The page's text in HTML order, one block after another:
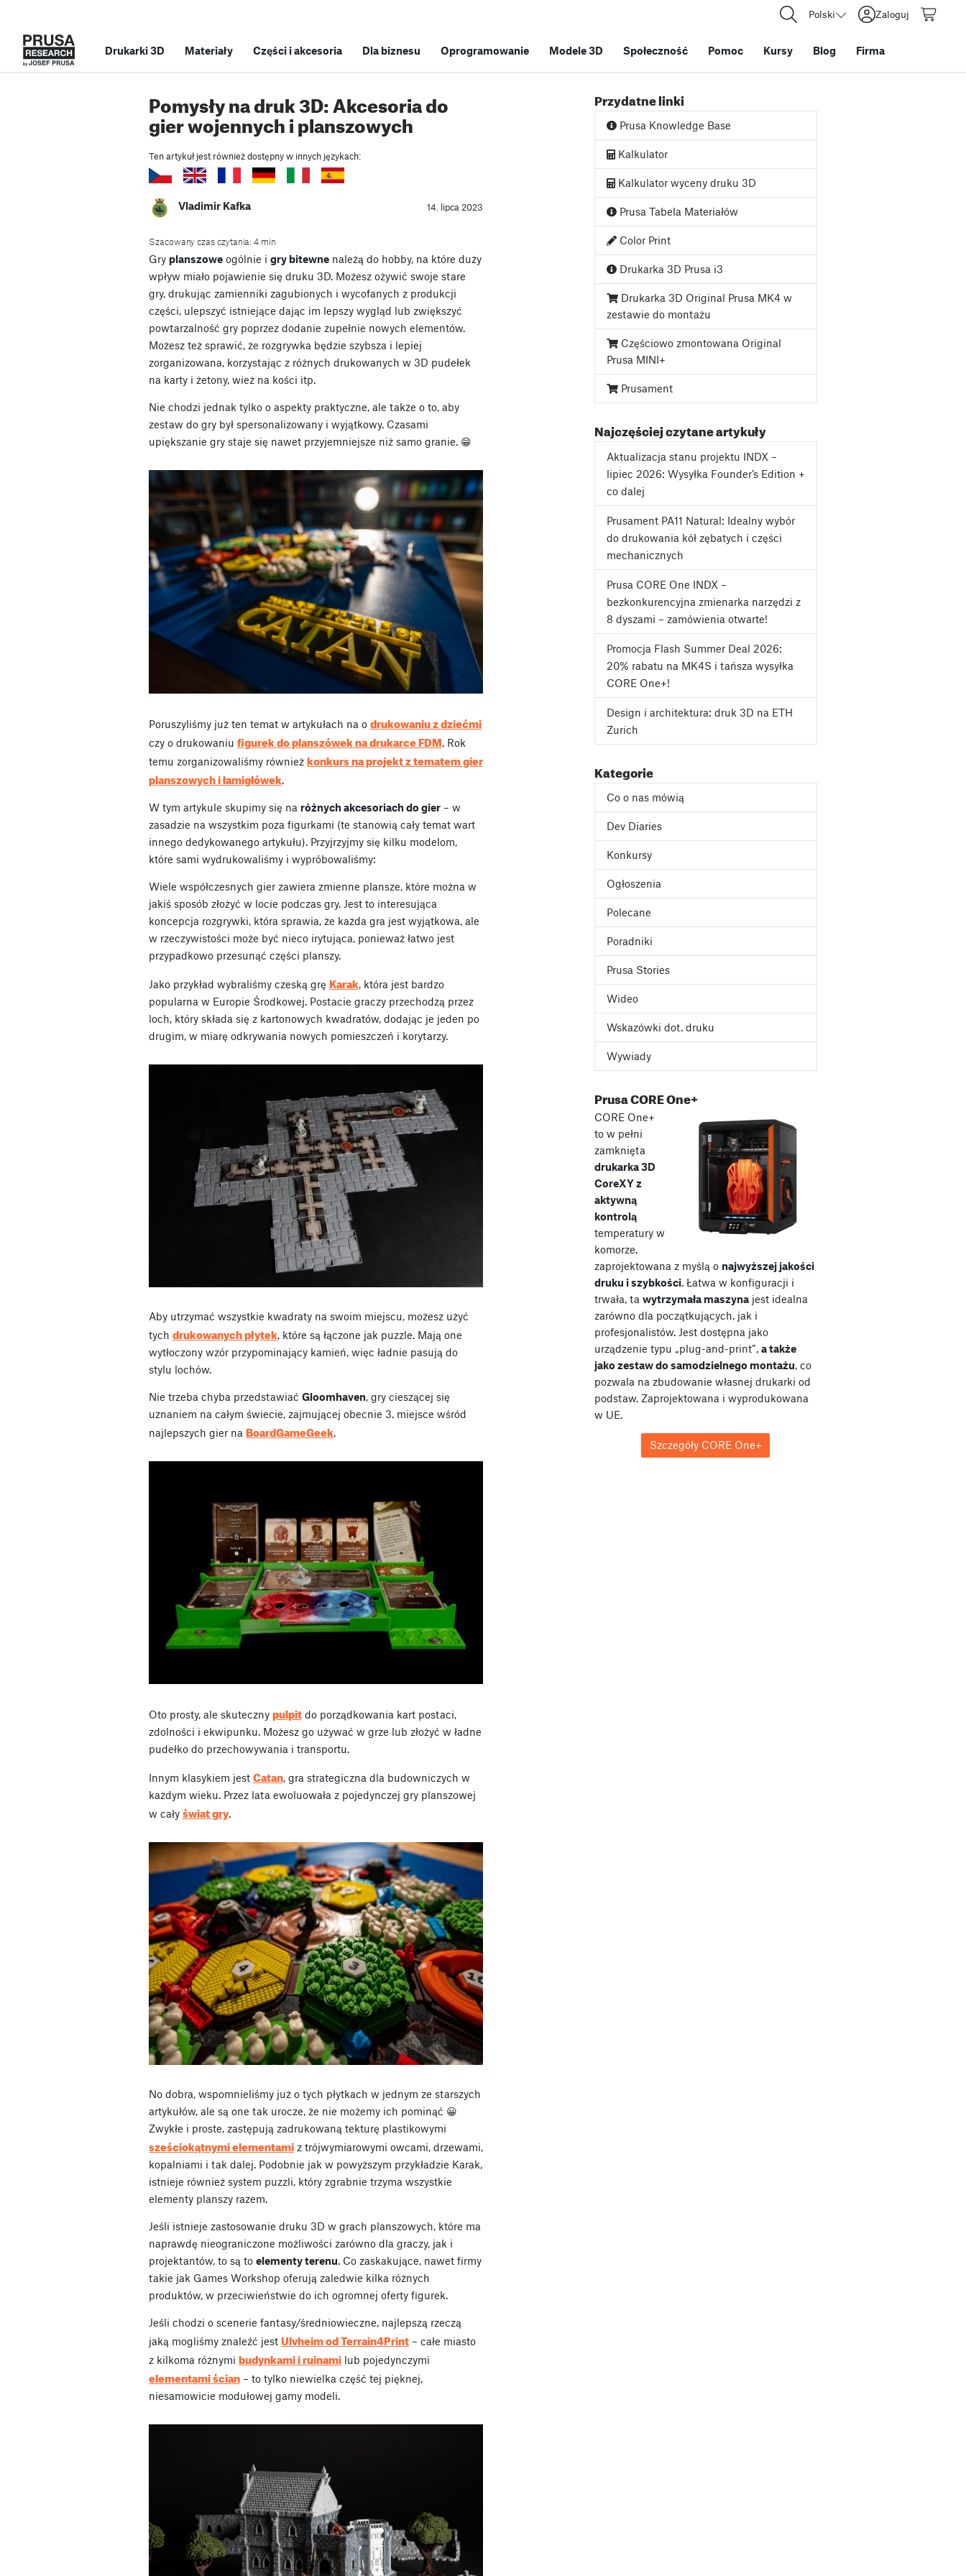
Polski Zaloguj
Drukarki 3D Materiały Części i akcesoria Dla biznesu Oprogramowanie Modele 3D Społeczność Pomoc Kursy Blog Firma
Pomysły na druk 3D: Akcesoria do
gier wojennych i planszowych
Ten artykuł jest również dostępny w innych językach:
Vladimir Kafka 14. lipca 2023
Szacowany czas czytania: 4 min
Gry planszowe ogólnie i gry bitewne należą do hobby, na które duży
wpływ miało pojawienie się druku 3D. Możesz ożywić swoje stare
gry, drukując zamienniki zagubionych i wycofanych z produkcji
części, ulepszyć istniejące dając im lepszy wygląd lub zwiększyć
powtarzalność gry poprzez dodanie zupełnie nowych elementów.
Możesz też sprawić, że rozgrywka będzie szybsza i lepiej
zorganizowana, korzystając z różnych drukowanych w 3D pudełek
na karty i żetony, wież na kości itp.
Nie chodzi jednak tylko o aspekty praktyczne, ale także o to, aby
zestaw do gry był spersonalizowany i wyjątkowy. Czasami
upiększanie gry staje się nawet przyjemniejsze niż samo granie. 😁
Poruszyliśmy już ten temat w artykułach na o drukowaniu z dziećmi
czy o drukowaniu figurek do planszówek na drukarce FDM . Rok
temu zorganizowaliśmy również konkurs na projekt z tematem gier
planszowych i łamigłówek
W tym artykule skupimy się na różnych akcesoriach do gier – w
zasadzie na wszystkim poza figurkami (te stanowią cały temat wart
innego dedykowanego artykułu). Przyjrzyjmy się kilku modelom,
które sami wydrukowaliśmy i wypróbowaliśmy:
Wiele współczesnych gier zawiera zmienne plansze, które można w
jakiś sposób złożyć w locie podczas gry. Jest to interesująca
koncepcja rozgrywki, która sprawia, że każda gra jest wyjątkowa, ale
w rzeczywistości może być nieco irytująca, ponieważ łatwo jest
przypadkowo przesunąć części planszy.
Jako przykład wybraliśmy czeską grę Karak , która jest bardzo
popularna w Europie Środkowej. Postacie graczy przechodzą przez
loch, który składa się z kartonowych kwadratów, dodając je jeden po
drugim, w miarę odkrywania nowych pomieszczeń i korytarzy.
Aby utrzymać wszystkie kwadraty na swoim miejscu, możesz użyć
tych drukowanych płytek, które są łączone jak puzzle. Mają one
wytłoczony wzór przypominający kamień, więc ładnie pasują do
stylu lochów.
Nie trzeba chyba przedstawiać Gloomhaven, gry cieszącej się
uznaniem na całym świecie, zajmującej obecnie 3. miejsce wśród
najlepszych gier na BoardGameGeek.
Oto prosty, ale skuteczny pulpit do porządkowania kart postaci,
zdolności i ekwipunku. Możesz go używać w grze lub złożyć w ładne
pudełko do przechowywania i transportu.
Innym klasykiem jest Catan, gra strategiczna dla budowniczych w
każdym wieku. Przez lata ewoluowała z pojedynczej gry planszowej
w cały świat gry.
No dobra, wspomnieliśmy już o tych płytkach w jednym ze starszych
artykułów, ale są one tak urocze, że nie możemy ich pominąć 😀
Zwykłe i proste, zastępują zadrukowaną tekturę plastikowymi
sześciokątnymi elementami z trójwymiarowymi owcami, drzewami,
kopalniami i tak dalej. Podobnie jak w powyższym przykładzie Karak,
istnieje również system puzzli, który zgrabnie trzyma wszystkie
elementy planszy razem.
Jeśli istnieje zastosowanie druku 3D w grach planszowych, które ma
naprawdę nieograniczone możliwości zarówno dla graczy, jak i
projektantów, to są to elementy terenu. Co zaskakujące, nawet firmy
takie jak Games Workshop oferują zaledwie kilka różnych
produktów, w przeciwieństwie do ich ogromnej oferty figurek.
Jeśli chodzi o scenerie fantasy/średniowieczne, najlepszą rzeczą
jaką mogliśmy znaleźć jest Ulvheim od Terrain4Print – całe miasto
z kilkoma różnymi budynkami i ruinami lub pojedynczymi
elementami ścian – to tylko niewielka część tej pięknej,
niesamowicie modułowej gamy modeli.
Przydatne linki
Prusa Knowledge Base
Kalkulator
Kalkulator wyceny druku 3D
Prusa Tabela Materiałów
Color Print
Drukarka 3D Prusa i3
Drukarka 3D Original Prusa MK4 w
zestawie do montażu
Częściowo zmontowana Original
Prusa MINI+
Prusament
Najczęściej czytane artykuły
Aktualizacja stanu projektu INDX –
lipiec 2026: Wysyłka Founder’s Edition +
co dalej
Prusament PA11 Natural: Idealny wybór
do drukowania kół zębatych i części
mechanicznych
Prusa CORE One INDX –
bezkonkurencyjna zmienarka narzędzi z
8 dyszami – zamówienia otwarte!
Promocja Flash Summer Deal 2026:
20% rabatu na MK4S i tańsza wysyłka
CORE One+!
Design i architektura: druk 3D na ETH
Zurich
Kategorie
Co o nas mówią
Dev Diaries
Konkursy
Ogłoszenia
Polecane
Poradniki
Prusa Stories
Wideo
Wskazówki dot. druku
Wywiady
Prusa CORE One+
CORE One+
to w pełni
zamknięta
drukarka 3D
CoreXY z
aktywną
kontrolą
temperatury w
komorze,
zaprojektowana z myślą o najwyższej jakości
druku i szybkości. Łatwa w konfiguracji i
trwała, ta wytrzymała maszynajest idealna
zarówno dla początkujących, jak i
profesjonalistów. Jest dostępna jako
urządzenie typu „plug-and-print”, a także
jako zestaw do samodzielnego montażu, co
pozwala na zbudowanie własnej drukarki od
podstaw. Zaprojektowana i wyprodukowana
w UE.
Szczegóły CORE One+